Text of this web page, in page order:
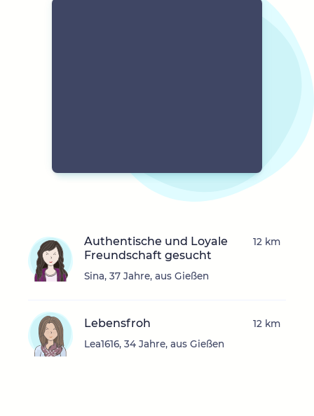
Authentische und Loyale
Freundschaft gesucht
Sina, 37 Jahre, aus Gießen
12 km
Lebensfroh
Lea1616, 34 Jahre, aus Gießen
12 km